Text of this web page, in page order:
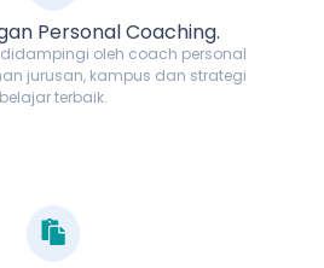
Personal Coaching.
oleh coach personal
jurusan, kampus dan strategi
belajar terbaik.